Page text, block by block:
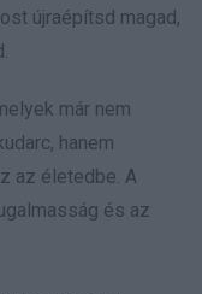
újraépítsd magad,
már nem
hanem
az életedbe. A
és az